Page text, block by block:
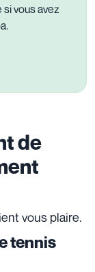
vous avez
de
vous plaire.
tennis